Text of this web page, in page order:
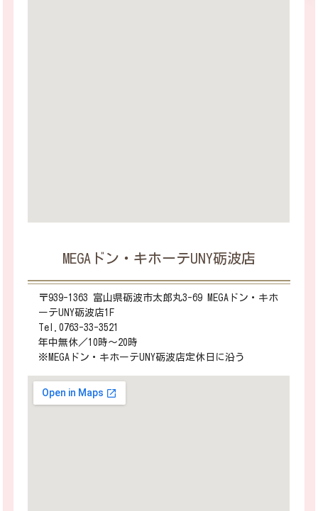
MEGAドン・キホーテUNY砺波店
〒939-1363 富山県砺波市太郎丸3-69 MEGAドン・キホ
ーテUNY砺波店1F
Tel.0763-33-3521
年中無休／10時～20時
※MEGAドン・キホーテUNY砺波店定休日に沿う